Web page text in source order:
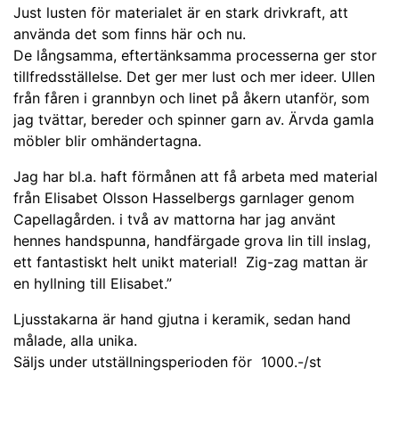
Just lusten för materialet är en stark drivkraft, att
använda det som finns här och nu.
De långsamma, eftertänksamma processerna ger stor
tillfredsställelse. Det ger mer lust och mer ideer. Ullen
från fåren i grannbyn och linet på åkern utanför, som
jag tvättar, bereder och spinner garn av. Ärvda gamla
möbler blir omhändertagna.
Jag har bl.a. haft förmånen att få arbeta med material
från Elisabet Olsson Hasselbergs garnlager genom
Capellagården. i två av mattorna har jag använt
hennes handspunna, handfärgade grova lin till inslag,
ett fantastiskt helt unikt material! Zig-zag mattan är
en hyllning till Elisabet.”
Ljusstakarna är hand gjutna i keramik, sedan hand
målade, alla unika.
Säljs under utställningsperioden för 1000.-/st